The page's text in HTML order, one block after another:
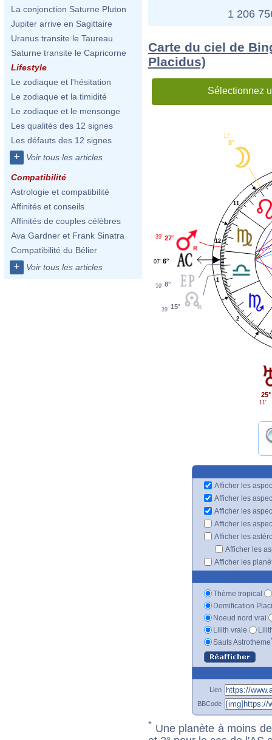
La conjonction Saturne Pluton
Jupiter arrive en Sagittaire
Uranus transite le Taureau
Saturne transite le Capricorne
Lifestyle
Le zodiaque et l'hésitation
Le zodiaque et la timidité
Le zodiaque et le mensonge
Les qualités des 12 signes
Les défauts des 12 signes
+ Voir tous les articles
Compatibilité
Astrologie et compatibilité
Affinités et conseils
Affinités de couples célèbres
Ava Gardner et Frank Sinatra
Compatibilité du Bélier
+ Voir tous les articles
1 206
Carte du ciel de
Placidus)
Sélectionnez
1
2
11
12
8°
17'
27°
39'
6°
07'
8°
59'
15°
39'
25°
11'
Afficher les
Afficher les
Afficher les
Afficher les
Afficher les
Afficher les
Afficher les
Thème tropical
Domification
Noeud nord vrai
Lilith vraie
Sauts Astrotheme
Lien
BBCode
* Une planète à moins